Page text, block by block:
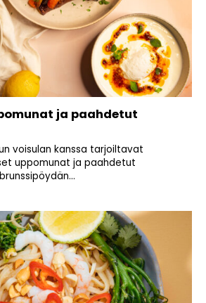
ja paahdetut
voisulan kanssa tarjoiltavat
uppomunat ja paahdetut